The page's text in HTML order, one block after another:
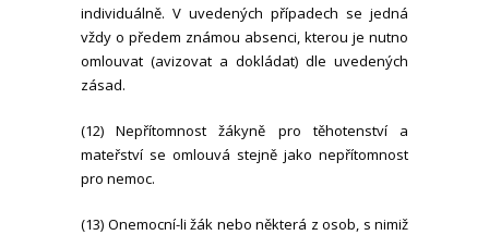
individuálně. V uvedených případech se jedná
vždy o předem známou absenci, kterou je nutno
omlouvat (avizovat a dokládat) dle uvedených
zásad.
(12) Nepřítomnost žákyně pro těhotenství a
mateřství se omlouvá stejně jako nepřítomnost
pro nemoc.
(13) Onemocní-li žák nebo některá z osob, s nimiž